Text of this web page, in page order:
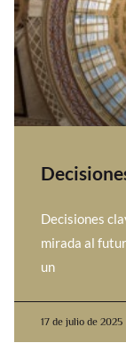
Decisiones
mirada al
un
17 de julio de 2025